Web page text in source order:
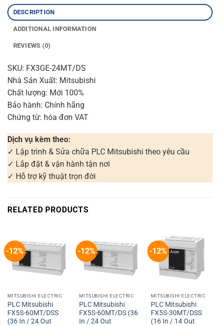
DESCRIPTION
ADDITIONAL INFORMATION
REVIEWS (0)
SKU: FX3GE-24MT/DS
Nhà Sản Xuất: Mitsubishi
Chất lượng: Mới 100%
Bảo hành: Chính hãng
Chứng từ: hóa đơn VAT
Dịch vụ kèm theo:
✓ Lập trình & Sửa chữa PLC Mitsubishi theo yêu cầu
✓ Lắp đặt & vận hành tận nơi
✓ Hỗ trợ kỹ thuật trọn đời
RELATED PRODUCTS
-12%
MITSUBISHI ELECTRIC
PLC Mitsubishi
FX5S-60MT/DSS
(36 In / 24 Out
-12%
MITSUBISHI ELECTRIC
PLC Mitsubishi
FX5S-60MT/DS (36
In / 24 Out
-12%
MITSUBISHI ELECTRIC
PLC Mitsubishi
FX5S-30MT/DSS
(16 In / 14 Out